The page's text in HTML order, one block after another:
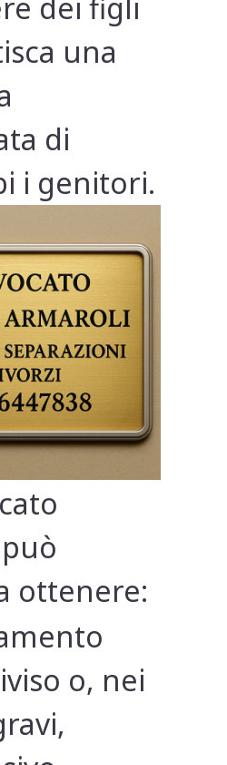
una
di
i genitori.
ottenere:
o, nei